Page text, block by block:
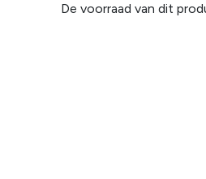
De voorraad van dit